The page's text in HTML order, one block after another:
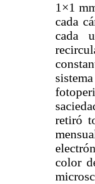
1×1
cada
cada
retiró
color